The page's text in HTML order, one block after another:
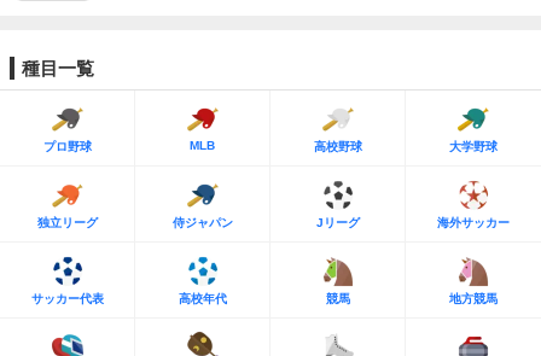
種目一覧
プロ野球 MLB 高校野球 大学野球
独立リーグ 侍ジャパン Jリーグ 海外サッカー
サッカー代表 高校年代 競馬 地方競馬